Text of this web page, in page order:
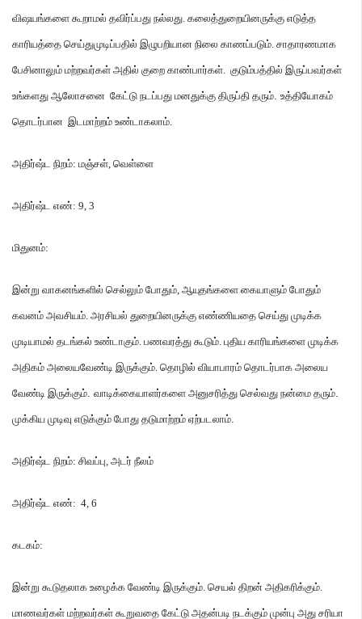
விஷயங்களை கூறாமல் தவிர்ப்பது நல்லது. கலைத்துறையினருக்கு எடுத்த
காரியத்தை செய்துமுடிப்பதில் இழுபறியான நிலை காணப்படும். சாதாரணமாக
பேசினாலும் மற்றவர்கள் அதில் குறை காண்பார்கள். குடும்பத்தில் இருப்பவர்கள்
உங்களது ஆலோசனை கேட்டு நடப்பது மனதுக்கு திருப்தி தரும். உத்தியோகம்
தொடர்பான இடமாற்றம் உண்டாகலாம்.
அதிர்ஷ்ட நிறம்: மஞ்சள், வெள்ளை
அதிர்ஷ்ட எண்: 9, 3
மிதுனம்:
இன்று வாகனங்களில் செல்லும் போதும், ஆயுதங்களை கையாளும் போதும்
கவனம் அவசியம். அரசியல் துறையினருக்கு எண்ணியதை செய்து முடிக்க
முடியாமல் தடங்கல் உண்டாகும். பணவரத்து கூடும். புதிய காரியங்களை முடிக்க
அதிகம் அலையவேண்டி இருக்கும். தொழில் வியாபாரம் தொடர்பாக அலைய
வேண்டி இருக்கும். வாடிக்கையாளர்களை அனுசரித்து செல்வது நன்மை தரும்.
முக்கிய முடிவு எடுக்கும் போது தடுமாற்றம் ஏற்படலாம்.
அதிர்ஷ்ட நிறம்: சிவப்பு, அடர் நீலம்
அதிர்ஷ்ட எண்: 4, 6
கடகம்:
இன்று கூடுதலாக உழைக்க வேண்டி இருக்கும். செயல் திறன் அதிகரிக்கும்.
மாணவர்கள் மற்றவர்கள் கூறுவதை கேட்டு அதன்படி நடக்கும் முன்பு அது சரியா